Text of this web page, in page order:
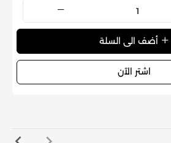
اشتر الآن